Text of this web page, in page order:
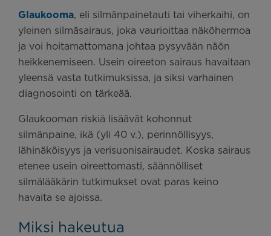
Glaukooma, eli silmänpainetauti tai viherkaihi, on
yleinen silmäsairaus, joka vaurioittaa näköhermoa
ja voi hoitamattomana johtaa pysyvään näön
heikkenemiseen. Usein oireeton sairaus havaitaan
yleensä vasta tutkimuksissa, ja siksi varhainen
diagnosointi on tärkeää.
Glaukooman riskiä lisäävät kohonnut
silmänpaine, ikä (yli 40 v.), perinnöllisyys,
lähinäköisyys ja verisuonisairaudet. Koska sairaus
etenee usein oireettomasti, säännölliset
silmälääkärin tutkimukset ovat paras keino
havaita se ajoissa.
Miksi hakeutua